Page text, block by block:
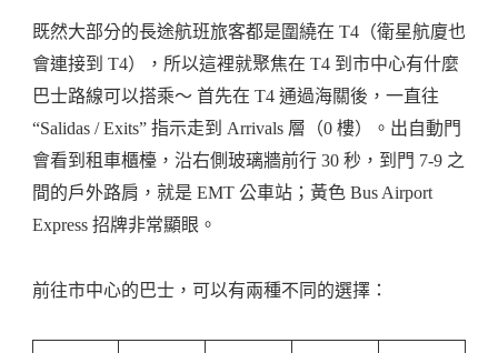
既然大部分的長途航班旅客都是圍繞在 T4（衛星航廈也
會連接到 T4），所以這裡就聚焦在 T4 到市中心有什麼
巴士路線可以搭乘～ 首先在 T4 通過海關後，一直往
“Salidas / Exits” 指示走到 Arrivals 層（0 樓）。出自動門
會看到租車櫃檯，沿右側玻璃牆前行 30 秒，到門 7-9 之
間的戶外路肩，就是 EMT 公車站；黃色 Bus Airport
Express 招牌非常顯眼。
前往市中心的巴士，可以有兩種不同的選擇：